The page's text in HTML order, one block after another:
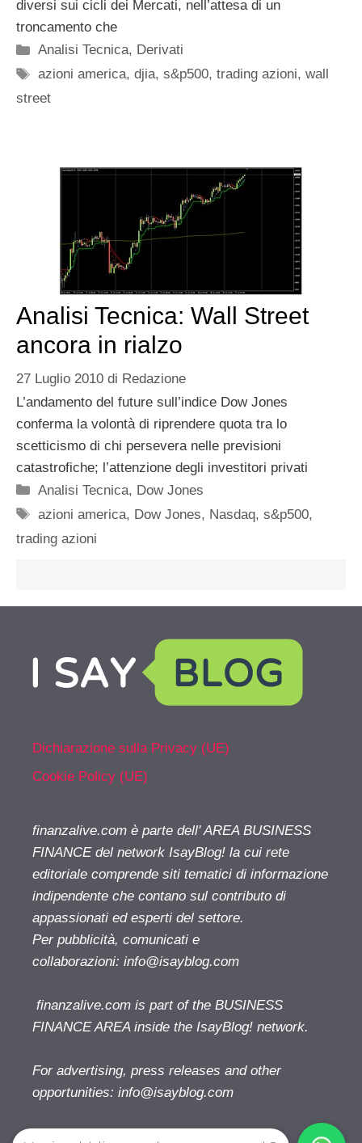
diversi sui cicli dei Mercati, nell’attesa di un
troncamento che
Categorie
Analisi Tecnica, Derivati
Tag
azioni america,djia,s&p500,trading azioni,wall
street
Analisi Tecnica: Wall Street
ancora in rialzo
27 Luglio 2010 di Redazione
L’andamento del future sull’indice Dow Jones
conferma la volontà di riprendere quota tra lo
scetticismo di chi persevera nelle previsioni
catastrofiche; l’attenzione degli investitori privati
Categorie
Analisi Tecnica, Dow Jones
Tag
azioni america, Dow Jones, Nasdaq,s&p500,
trading azioni
Dichiarazione sulla Privacy (UE)
Cookie Policy (UE)
finanzalive.com è parte dell' AREA BUSINESS
FINANCE del network IsayBlog! la cui rete
editoriale comprende siti tematici di informazione
indipendente che contano sul contributo di
appassionati ed esperti del settore.
Per pubblicità, comunicati e
collaborazioni: info@isayblog.com
finanzalive.com is part of the BUSINESS
FINANCE AREA inside the IsayBlog! network.
For advertising, press releases and other
opportunities: info@isayblog.com